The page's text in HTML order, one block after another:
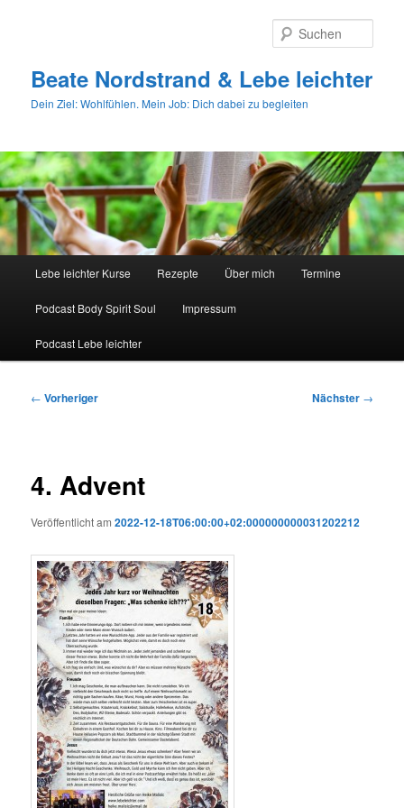
Beate Nordstrand & Lebe leichter
Dein Ziel: Wohlfühlen. Mein Job: Dich dabei zu begleiten
Lebe leichter Kurse Rezepte Über mich Termine
Podcast Body Spirit Soul Impressum
Podcast Lebe leichter
Beitragsnavigation
← Vorheriger Nächster →
4. Advent
Veröffentlicht am2022-12-18T06:00:00+02:000000000031202212